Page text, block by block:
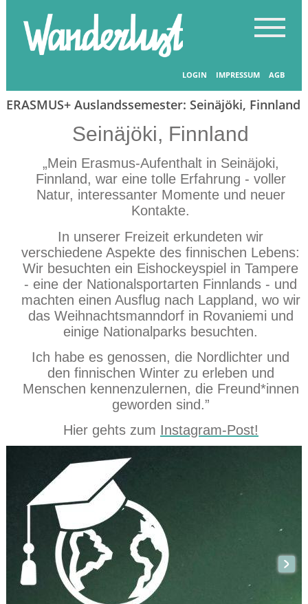
LOGIN IMPRESSUM AGB
Startseite - Länder entdecken
ERASMUS+ Auslandssemester: Seinäjöki, Finnland
Seinäjöki, Finnland
„Mein Erasmus-Aufenthalt in Seinäjoki,
Finnland, war eine tolle Erfahrung - voller
Natur, interessanter Momente und neuer
Kontakte.
In unserer Freizeit erkundeten wir
verschiedene Aspekte des finnischen Lebens:
Wir besuchten ein Eishockeyspiel in Tampere
- eine der Nationalsportarten Finnlands - und
machten einen Ausflug nach Lappland, wo wir
das Weihnachtsmanndorf in Rovaniemi und
einige Nationalparks besuchten.
Ich habe es genossen, die Nordlichter und
den finnischen Winter zu erleben und
Menschen kennenzulernen, die Freund*innen
geworden sind.”
Hier gehts zum Instagram-Post!